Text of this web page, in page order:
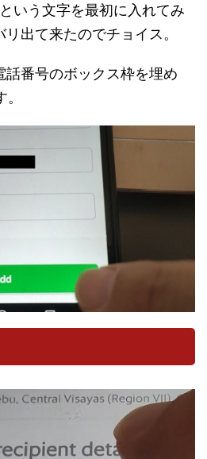
いう文字を最初に入れてみ
出て来たのでチョイス。
話番号のボックス枠を埋め